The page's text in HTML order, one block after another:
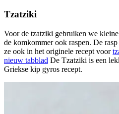
Tzatziki
Voor de tzatziki gebruiken we
de komkommer ook raspen. De
ze ook in het originele recept voor
nieuw tabblad De Tzatziki is een
Griekse kip gyros recept.